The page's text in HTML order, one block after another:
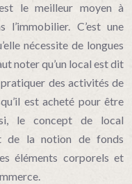
le meilleur moyen à
C’est une
nécessite de longues
noter qu’un local est dit
des activités de
est acheté pour être
le concept de local
de la notion de fonds
éléments corporels et